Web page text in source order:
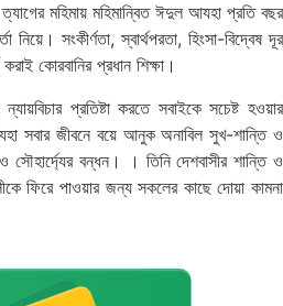
মহিমায় মহিমান্বিত ঈদুল আযহা প্রতি বছর
নিয়ে। সংকীর্ণতা, স্বার্থপরতা, হিংসা-বিদ্বেষ দূর
কোরবানির প্রধান শিক্ষা।
প্রতিষ্টা করতে সবাইকে সচেষ্ট হওয়ার
সবার জীবনে বয়ে আনুক অনাবিল সুখ-শান্তি ও
সৌহার্দ্যের বন্ধন। । তিনি দেশবাসীর শান্তি ও
ফিরে পাওয়ার জন্য সকলের কাছে দোয়া কামনা